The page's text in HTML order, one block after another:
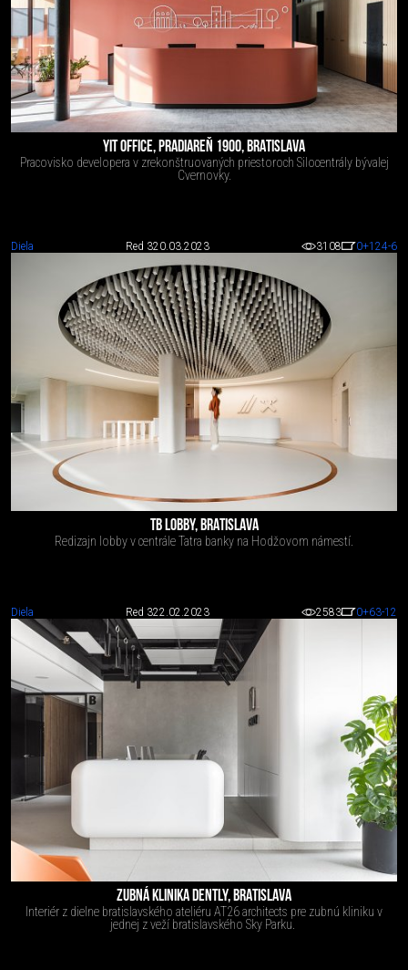
YIT OFFICE, PRADIAREŇ 1900, BRATISLAVA
Pracovisko developera v zrekonštruovaných priestoroch Silocentrály bývalej
Cvernovky.
Diela Red 320.03.2023 3108 0+124-6
TB LOBBY, BRATISLAVA
Redizajn lobby v centrále Tatra banky na Hodžovom námestí.
Diela Red 322.02.2023 2583 0+63-12
ZUBNÁ KLINIKA DENTLY, BRATISLAVA
Interiér z dielne bratislavského ateliéru AT26 architects pre zubnú kliniku v
jednej z veží bratislavského Sky Parku.